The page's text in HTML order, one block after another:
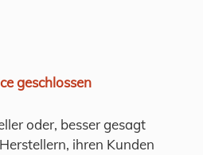
geschlossen
oder, besser gesagt
ihren Kunden